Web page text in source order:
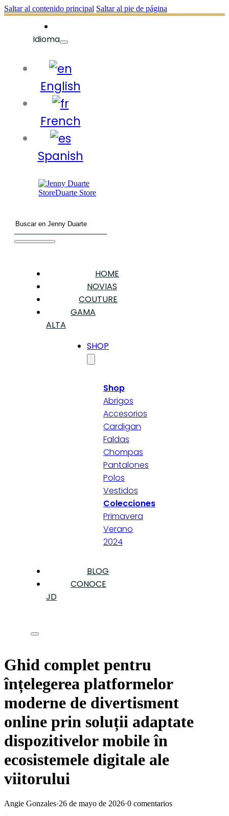
Saltar al contenido principal Saltar al pie de página
Idioma
English
French
Spanish
HOME
NOVIAS
COUTURE
GAMA
ALTA
SHOP
Shop
Abrigos
Accesorios
Cardigan
Faldas
Chompas
Pantalones
Polos
Vestidos
Colecciones
Primavera
Verano
2024
BLOG
CONOCE
JD
Ghid complet pentru
înțelegerea platformelor
moderne de divertisment
online prin soluții adaptate
dispozitivelor mobile în
ecosistemele digitale ale
viitorului
Angie Gonzales·26 de mayo de 2026·0 comentarios